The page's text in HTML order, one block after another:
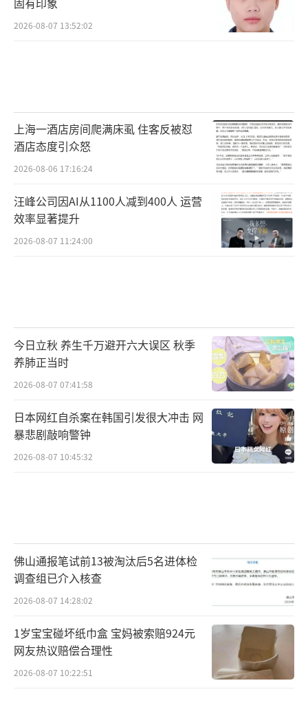
2026-08-07 13:52:02
上海一酒店房间爬满床虱 住客反被怼
酒店态度引众怒
2026-08-06 17:16:24
汪峰公司因AI从1100人减到400人 运营
效率显著提升
2026-08-07 11:24:00
今日立秋 养生千万避开六大误区 秋季
养肺正当时
2026-08-07 07:41:58
日本网红自杀案在韩国引发很大冲击 网
暴悲剧敲响警钟
2026-08-07 10:45:32
佛山通报笔试前13被淘汰后5名进体检
调查组已介入核查
2026-08-07 14:28:02
1岁宝宝碰坏纸巾盒 宝妈被索赔924元
网友热议赔偿合理性
2026-08-07 10:22:51